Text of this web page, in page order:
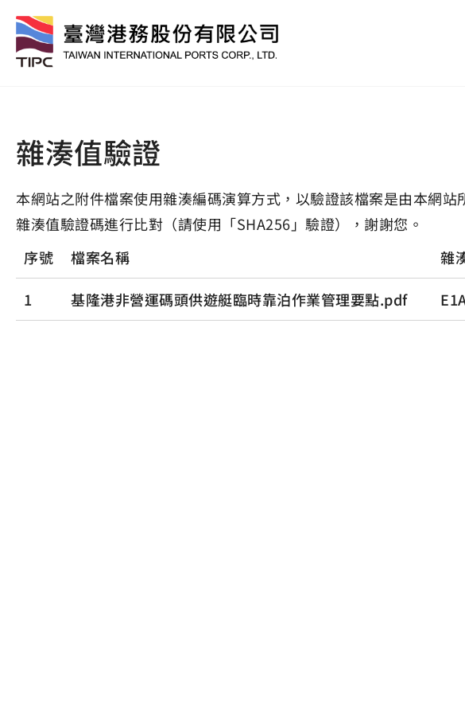
雜湊值驗證
本網站之附件檔案使用雜湊編碼演算方式，以驗證該檔案是由本網
雜湊值驗證碼進行比對（請使用「SHA256」驗證），謝謝您。
序號
檔案名稱 雜
1 基隆港非營運碼頭供遊艇臨時靠泊作業管理要點.pdf